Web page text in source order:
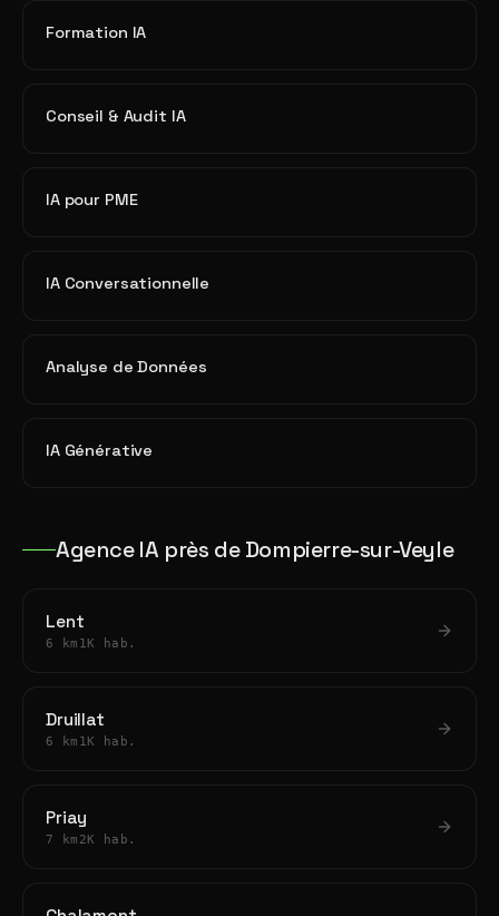
Formation IA
Conseil & Audit IA
IA pour PME
IA Conversationnelle
Analyse de Données
IA Générative
Agence IA près de Dompierre-sur-Veyle
Lent
6 km 1K hab.
Druillat
6 km 1K hab.
Priay
7 km 2K hab.